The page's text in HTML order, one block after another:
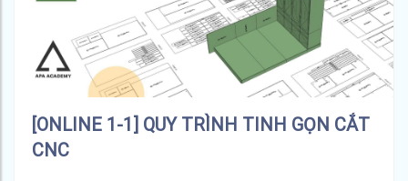
[ONLINE 1-1] QUY TRÌNH TINH GỌN CẮT
CNC